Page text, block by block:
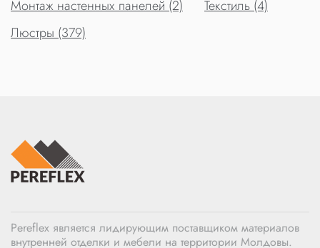
Монтаж настенных панелей (2)
Текстиль (4)
Люстры (379)
Pereflex является лидирующим поставщиком материалов
внутренней отделки и мебели на территории Молдовы.